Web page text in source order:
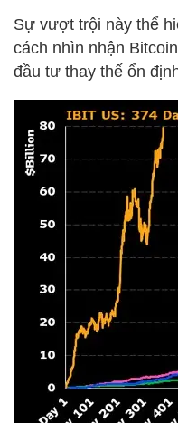
Sự vượt trội này thể
cách nhìn nhận
đầu tư thay thế ổn